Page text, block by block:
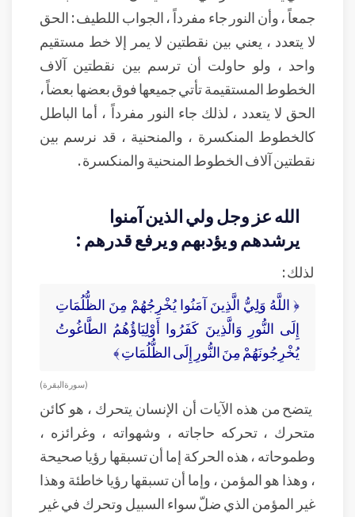
جمعاً ، وأن النور جاء مفرداً ، الجواب اللطيف : الحق
لا يتعدد ، يعني بين نقطتين لا يمر إلا خط مستقيم
واحد ، ولو حاولت أن ترسم بين نقطتين آلاف
الخطوط المستقيمة تأتي جميعها فوق بعضها بعضاً ،
الحق لا يتعدد ، لذلك جاء النور مفرداً ، أما الباطل
كالخطوط المنكسرة ، والمنحنية ، قد نرسم بين
نقطتين آلاف الخطوط المنحنية والمنكسرة .
الله عز وجل ولي الذين آمنوا
يرشدهم و يؤدبهم و يرفع قدرهم :
لذلك :
﴿ اللَّهُ وَلِيُّ الَّذِينَ آمَنُوا يُخْرِجُهُمْ مِنَ الظُّلُمَاتِ
إِلَى النُّورِ وَالَّذِينَ كَفَرُوا أَوْلِيَاؤُهُمُ الطَّاغُوتُ
يُخْرِجُونَهُمْ مِنَ النُّورِ إِلَى الظُّلُمَاتِ ﴾
( سورة البقرة )
يتضح من هذه الآيات أن الإنسان يتحرك ، هو كائن
متحرك ، تحركه حاجاته ، وشهواته ، وغرائزه ،
وطموحاته ، هذه الحركة إما أن تسبقها رؤيا صحيحة
، وهذا هو المؤمن ، وإما أن تسبقها رؤيا خاطئة وهذا
غير المؤمن الذي ضلّ سواء السبيل وتحرك في غير